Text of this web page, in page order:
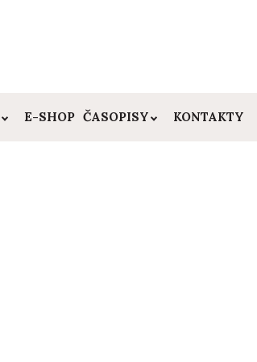
E-SHOP ČASOPISY KONTAKTY